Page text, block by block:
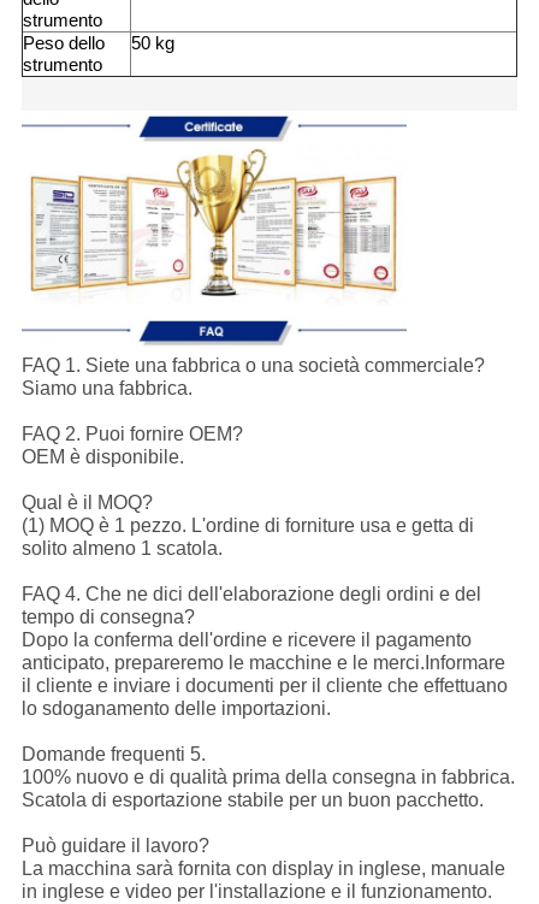
strumento
Peso dello
strumento
50 kg
FAQ 1. Siete una fabbrica o una società commerciale?
Siamo una fabbrica.
FAQ 2. Puoi fornire OEM?
OEM è disponibile.
Qual è il MOQ?
(1) MOQ è 1 pezzo. L'ordine di forniture usa e getta di
solito almeno 1 scatola.
FAQ 4. Che ne dici dell'elaborazione degli ordini e del
tempo di consegna?
Dopo la conferma dell'ordine e ricevere il pagamento
anticipato, prepareremo le macchine e le merci.Informare
il cliente e inviare i documenti per il cliente che effettuano
lo sdoganamento delle importazioni.
Domande frequenti 5.
100% nuovo e di qualità prima della consegna in fabbrica.
Scatola di esportazione stabile per un buon pacchetto.
Può guidare il lavoro?
La macchina sarà fornita con display in inglese, manuale
in inglese e video per l'installazione e il funzionamento.